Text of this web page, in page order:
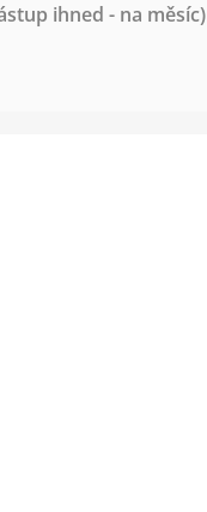
ihned - na měsíc)